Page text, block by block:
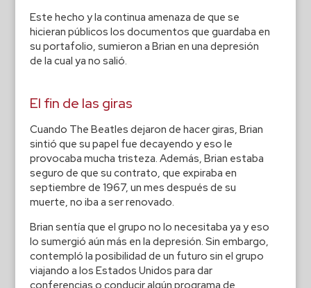
Este hecho y la continua amenaza de que se
hicieran públicos los documentos que guardaba en
su portafolio, sumieron a Brian en una depresión
de la cual ya no salió.
El fin de las giras
Cuando The Beatles dejaron de hacer giras, Brian
sintió que su papel fue decayendo y eso le
provocaba mucha tristeza. Además, Brian estaba
seguro de que su contrato, que expiraba en
septiembre de 1967, un mes después de su
muerte, no iba a ser renovado.
Brian sentía que el grupo no lo necesitaba ya y eso
lo sumergió aún más en la depresión. Sin embargo,
contempló la posibilidad de un futuro sin el grupo
viajando a los Estados Unidos para dar
conferencias o conducir algún programa de